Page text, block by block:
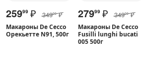
25999 ₽ 34900 ₽
Макароны De Cecco
Орекьетте N91, 500г
27999 ₽ 34900 ₽
Макароны De Cecco
Fusilli lunghi bucati
005 500г